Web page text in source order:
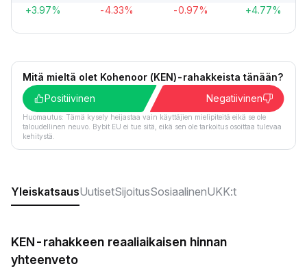
+3.97% -4.33% -0.97% +4.77%
Mitä mieltä olet Kohenoor (KEN)-rahakkeista tänään?
Positiivinen
Negatiivinen
Huomautus: Tämä kysely heijastaa vain käyttäjien mielipiteitä eikä se ole
taloudellinen neuvo. Bybit EU ei tue sitä, eikä sen ole tarkoitus osoittaa tulevaa
kehitystä.
YleiskatsausUutisetSijoitusSosiaalinenUKK:t
KEN-rahakkeen reaaliaikaisen hinnan
yhteenveto